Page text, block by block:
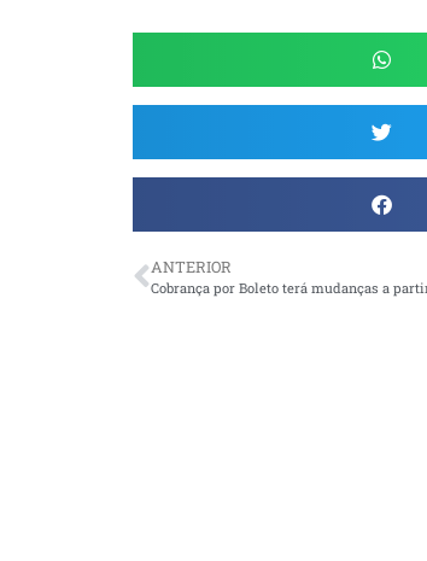
ANTERIOR
Cobrança por Boleto terá mudanças a